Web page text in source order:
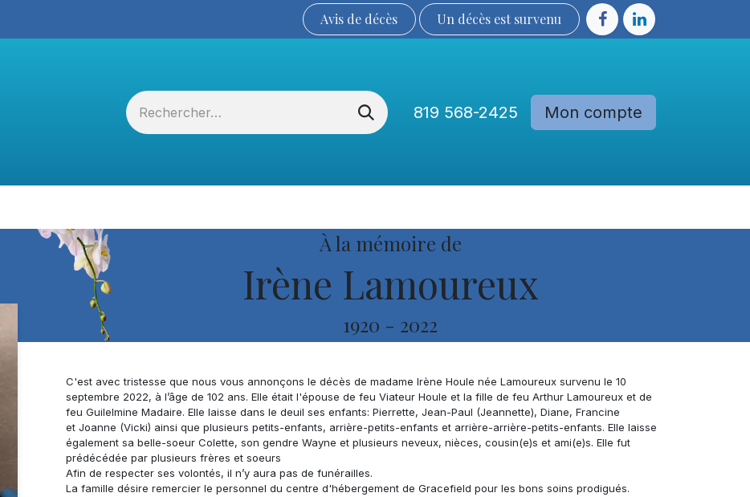
Avis de décès Un décès est sur​​​​​​​​ve​nu​​​​​​​​​​
819 568-2425 Mon compte
À la mémoire de
Irène Lamoureux
1920 - 2022
C'est avec tristesse que nous vous annonçons le décès de madame Irène Houle née Lamoureux survenu le 10
septembre 2022, à l’âge de 102 ans. Elle était l'épouse de feu Viateur Houle et la fille de feu Arthur Lamoureux et de
feu Guilelmine Madaire. Elle laisse dans le deuil ses enfants: Pierrette, Jean-Paul (Jeannette), Diane, Francine
et Joanne (Vicki) ainsi que plusieurs petits-enfants, arrière-petits-enfants et arrière-arrière-petits-enfants. Elle laisse
également sa belle-soeur Colette, son gendre Wayne et plusieurs neveux, nièces, cousin(e)s et ami(e)s. Elle fut
prédécédée par plusieurs frères et soeurs
Afin de respecter ses volontés, il n’y aura pas de funérailles.
La famille désire remercier le personnel du centre d'hébergement de Gracefield pour les bons soins prodigués.